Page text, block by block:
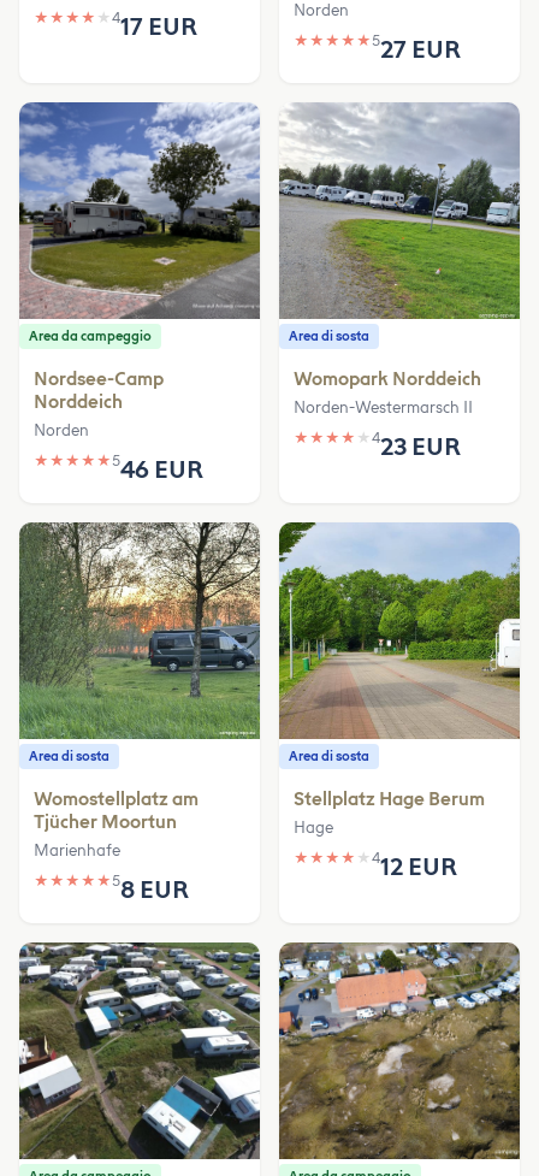
★ ★ ★ ★ ★ 417 EUR
Norden
★ ★ ★ ★ ★527 EUR
Area da campeggio
Nordsee-Camp
Norddeich
Norden
★ ★ ★ ★ ★546 EUR
Area di sosta
Womopark Norddeich
Norden-Westermarsch II
★ ★ ★ ★ ★ 423 EUR
Area di sosta
Womostellplatz am
Tjücher Moortun
Marienhafe
★ ★ ★ ★ ★58 EUR
Area di sosta
Stellplatz Hage Berum
Hage
★ ★ ★ ★ ★ 412 EUR